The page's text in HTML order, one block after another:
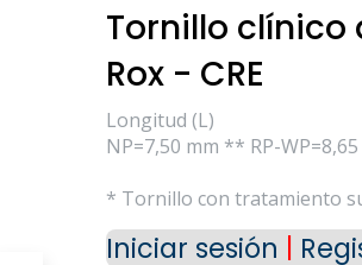
Tornillo clínico
Rox - CRE
Longitud (L)
NP=7,50 mm ** RP-
* Tornillo con tratamiento
Iniciar sesión |